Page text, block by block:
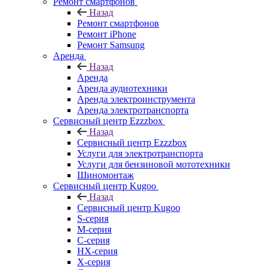
Назад
Ремонт смартфонов
Ремонт iPhone
Ремонт Samsung
Аренда
Назад
Аренда
Аренда аудиотехники
Аренда электроинструмента
Аренда электротранспорта
Сервисный центр Ezzzbox
Назад
Сервисный центр Ezzzbox
Услуги для электротранспорта
Услуги для бензиновой мототехники
Шиномонтаж
Сервисный центр Kugoo
Назад
Сервисный центр Kugoo
S-cерия
M-серия
С-серия
HX-серия
X-серия